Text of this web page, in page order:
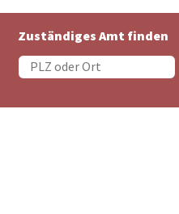
Zuständiges Amt finden